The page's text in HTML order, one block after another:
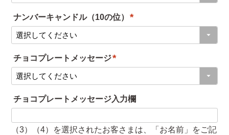
必
須
ナンバーキャンドル（10の位）
必
チョコプレートメッセージ
必
須
チョコプレートメッセージ入力欄
（3）（4）を選択されたお客さまは、「お名前」をご記